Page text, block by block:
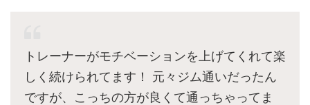
トレーナーがモチベーションを上げてくれて楽
しく続けられてます！ 元々ジム通いだったん
ですが、こっちの方が良くて通っちゃってま